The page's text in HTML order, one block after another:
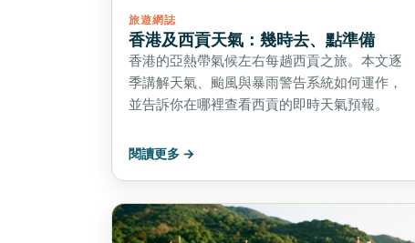
旅遊網誌
香港及西貢天氣：幾時去、點準備
香港的亞熱帶氣候左右每趟西貢之旅。本文逐
季講解天氣、颱風與暴雨警告系統如何運作，
並告訴你在哪裡查看西貢的即時天氣預報。
閱讀更多 →